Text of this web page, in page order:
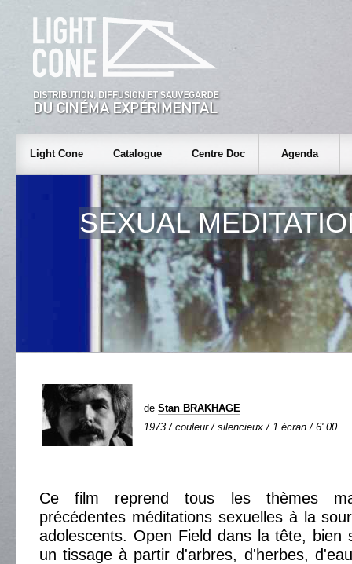
Light Cone Catalogue Centre Doc Agenda
SEXUAL
de Stan BRAKHAGE
1973 / couleur / silencieux / 1 écran / 6' 00
Ce film reprend tous les thèmes
précédentes méditations sexuelles à la
adolescents. Open Field dans la tête, bien
un tissage à partir d'arbres, d'herbes,